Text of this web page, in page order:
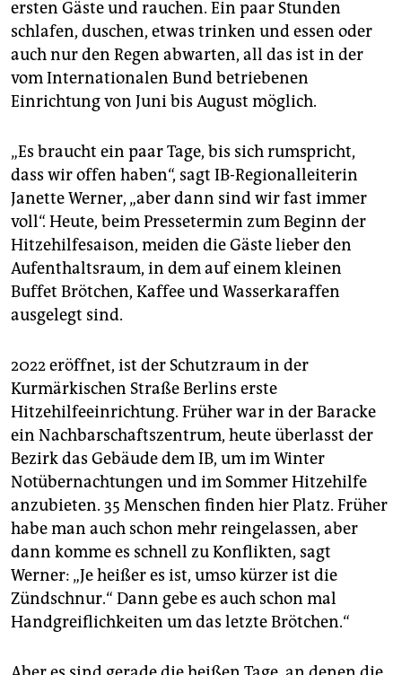
ersten Gäste und rauchen. Ein paar Stunden
schlafen, duschen, etwas trinken und essen oder
auch nur den Regen abwarten, all das ist in der
vom Internationalen Bund betriebenen
Einrichtung von Juni bis August möglich.
„Es braucht ein paar Tage, bis sich rumspricht,
dass wir offen haben“, sagt IB-Regionalleiterin
Janette Werner, „aber dann sind wir fast immer
voll“. Heute, beim Pressetermin zum Beginn der
Hitzehilfesaison, meiden die Gäste lieber den
Aufenthaltsraum, in dem auf einem kleinen
Buffet Brötchen, Kaffee und Wasserkaraffen
ausgelegt sind.
2022 eröffnet, ist der Schutzraum in der
Kurmärkischen Straße Berlins erste
Hitzehilfeeinrichtung. Früher war in der Baracke
ein Nachbarschaftszentrum, heute überlasst der
Bezirk das Gebäude dem IB, um im Winter
Notübernachtungen und im Sommer Hitzehilfe
anzubieten. 35 Menschen finden hier Platz. Früher
habe man auch schon mehr reingelassen, aber
dann komme es schnell zu Konflikten, sagt
Werner: „Je heißer es ist, umso kürzer ist die
Zündschnur.“ Dann gebe es auch schon mal
Handgreiflichkeiten um das letzte Brötchen.“